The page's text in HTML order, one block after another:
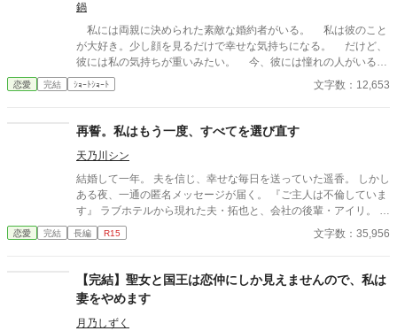
よう。 夜明け前、彼女は離縁の準備を整え、伯爵邸を出奔。 身を
寄せた北の港町で薬舗を手伝いながら、自分の力で生きる穏やか
な日々を手に入れていく。そこで出会ったのは、身分ではなく一
人の女性として彼女を尊重してくれる青年医師ノアだった。 一
く自分が何を失ったのかを思い知ることになる。 幼馴染ばかりを
ー。
鍋
私には両親に決められた素敵な婚約者がいる。 私は彼のこと
が大好き。少し顔を見るだけで幸せな気持ちになる。 だけど、
彼には私の気持ちが重いみたい。 今、彼には憧れの人がいる。
その人は大人びた雰囲気をもつ二つ上の先輩。 彼は心は自由で
いたい言っていた。 その女性と話す時、私には見せない楽しそ
たちは言う。お互いに干渉しない割り切った夫婦のほうが気が楽
激しい気持ちを封印してもらったの。 ※このお話はハッピーエン
ドではありません。 ※短いお話でサクサクと進めたいと思いま
す。
恋愛 完結 ｼｮｰﾄｼｮｰﾄ 文字数：12,653
再誓。私はもう一度、すべてを選び直す
天乃川シン
結婚して一年。 夫を信じ、幸せな毎日を送っていた遥香。 しかし
ある夜、一通の匿名メッセージが届く。 『ご主人は不倫していま
す』 ラブホテルから現れた夫・拓也と、会社の後輩・アイリ。 裏
切りを目の当たりにした遥香は二人を追いかけ、交通事故で命を
落としてしまう。 ――だが次に目を覚ますと、そこは一年前、結
香は夫の不倫の証拠を集め始める。 復讐だけを見つめていた遥香
だったが、かつての恋人・礼一郎との再会をきっかけに、 自分自
身の生き方と向き合うことになる。 私は、一度でも自分で自分を
選んだことがあったのだろうか。 これは、復讐を誓った一人の女
恋愛 完結 長編 R15 文字数：35,956
【完結】聖女と国王は恋仲にしか見えませんので、私は
妻をやめます
月乃しずく